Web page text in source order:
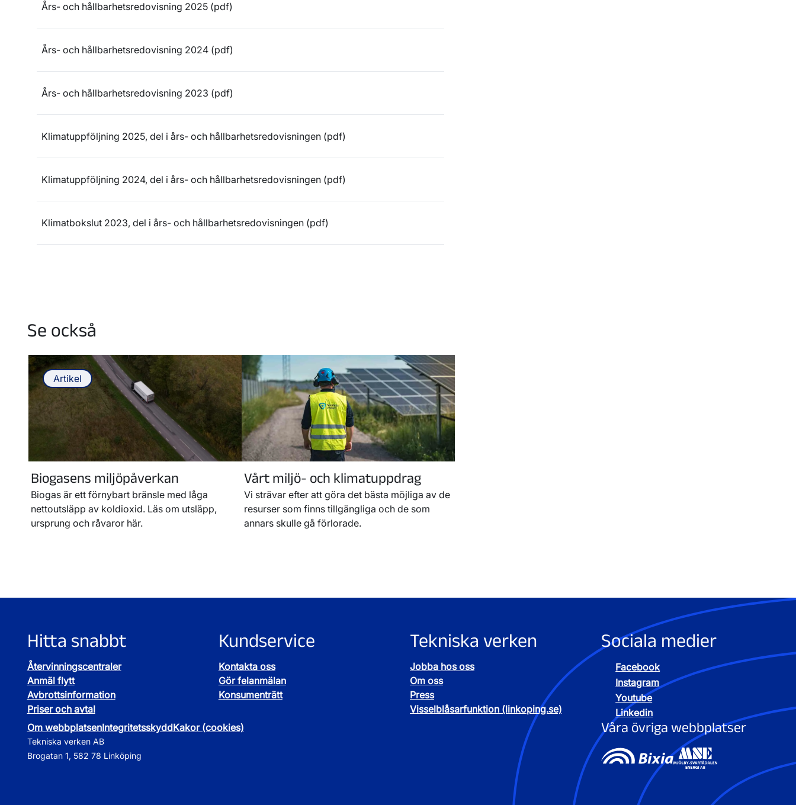
Års- och hållbarhetsredovisning 2025 (pdf)
Års- och hållbarhetsredovisning 2024 (pdf)
Års- och hållbarhetsredovisning 2023 (pdf)
Klimatuppföljning 2025, del i års- och hållbarhetsredovisningen (pdf)
Klimatuppföljning 2024, del i års- och hållbarhetsredovisningen (pdf)
Klimatbokslut 2023, del i års- och hållbarhetsredovisningen (pdf)
Se också
Artikel
Biogasens miljöpåverkan
Biogas är ett förnybart bränsle med låga
nettoutsläpp av koldioxid. Läs om utsläpp,
ursprung och råvaror här.
Vårt miljö- och klimatuppdrag
Vi strävar efter att göra det bästa möjliga av de
resurser som finns tillgängliga och de som
annars skulle gå förlorade.
Hitta snabbt
Återvinningscentraler
Anmäl flytt
Avbrottsinformation
Priser och avtal
Kundservice
Kontakta oss
Gör felanmälan
Konsumenträtt
Tekniska verken
Jobba hos oss
Om oss
Press
Visselblåsarfunktion (linkoping.se)
Sociala medier
Facebook
Instagram
Youtube
Linkedin
Om webbplatsenIntegritetsskyddKakor (cookies)
Tekniska verken AB
Brogatan 1, 582 78 Linköping
Våra övriga webbplatser